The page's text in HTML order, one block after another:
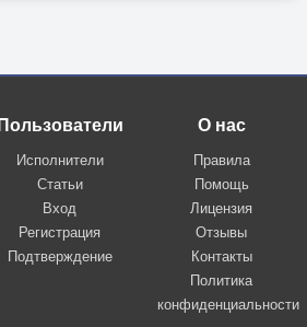
Исполнители
Статьи
Вход
Регистрация
Подтверждение
О нас
Правила
Помощь
Лицензия
Отзывы
Контакты
Политика
конфиденциальности